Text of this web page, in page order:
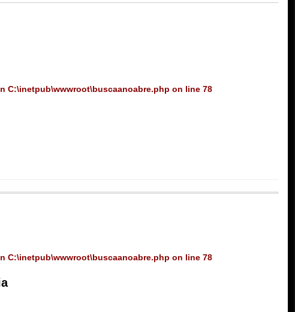
C:\inetpub\wwwroot\buscaanoabre.php on line78
C:\inetpub\wwwroot\buscaanoabre.php on line78